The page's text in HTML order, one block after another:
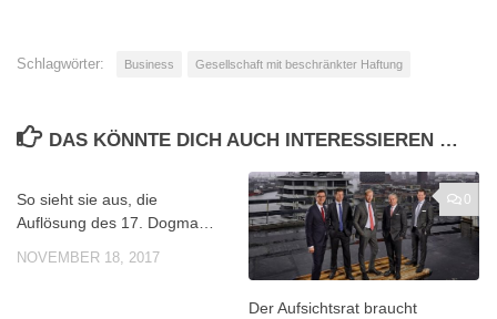
Schlagwörter: Business Gesellschaft mit beschränkter Haftung
DAS KÖNNTE DICH AUCH INTERESSIEREN …
So sieht sie aus, die
Auflösung des 17. Dogma…
NOVEMBER 18, 2017
0
Der Aufsichtsrat braucht